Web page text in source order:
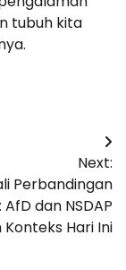
tubuh kita
Next:
Perbandingan
AfD dan NSDAP
Hari Ini